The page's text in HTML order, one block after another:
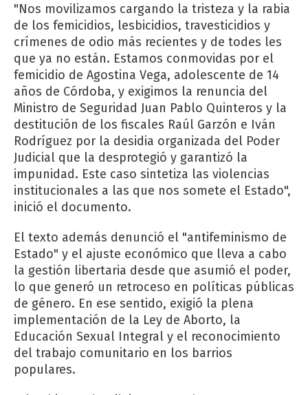
"Nos movilizamos cargando la tristeza y la rabia
de los femicidios, lesbicidios, travesticidios y
crímenes de odio más recientes y de todes les
que ya no están. Estamos conmovidas por el
femicidio de Agostina Vega, adolescente de 14
años de Córdoba, y exigimos la renuncia del
Ministro de Seguridad Juan Pablo Quinteros y la
destitución de los fiscales Raúl Garzón e Iván
Rodríguez por la desidia organizada del Poder
Judicial que la desprotegió y garantizó la
impunidad. Este caso sintetiza las violencias
institucionales a las que nos somete el Estado",
inició el documento.
El texto además denunció el "antifeminismo de
Estado" y el ajuste económico que lleva a cabo
la gestión libertaria desde que asumió el poder,
lo que generó un retroceso en políticas públicas
de género. En ese sentido, exigió la plena
implementación de la Ley de Aborto, la
Educación Sexual Integral y el reconocimiento
del trabajo comunitario en los barrios
populares.